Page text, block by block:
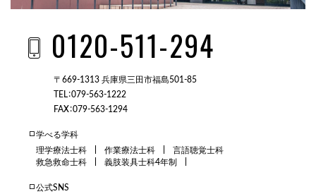
0120-511-294
〒669-1313 兵庫県三田市福島501-85
TEL：079-563-1222
FAX：079-563-1294
学べる学科
理学療法士科
作業療法士科
言語聴覚士科
救急救命士科
義肢装具士科4年制
公式SNS